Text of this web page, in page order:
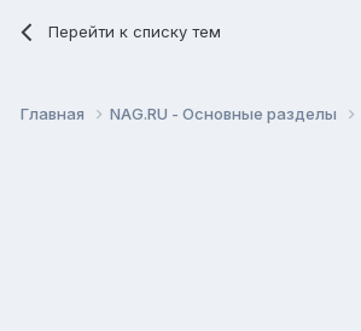
Перейти к списку тем
Главная NAG.RU - Основные разделы